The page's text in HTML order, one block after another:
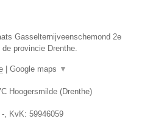
Gasselternijveenschemond 2e
provincie Drenthe.
Google maps ▼
Hoogersmilde (Drenthe)
-, KvK: 59946059